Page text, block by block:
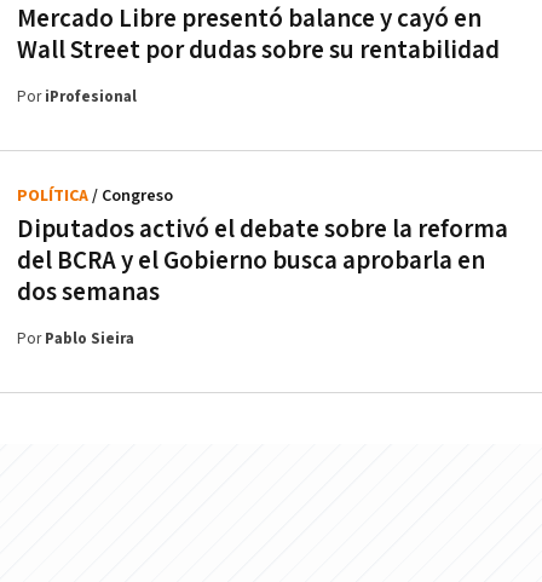
Mercado Libre presentó balance y cayó en
Wall Street por dudas sobre su rentabilidad
PoriProfesional
Diputados activó el debate sobre la reforma
del BCRA y el Gobierno busca aprobarla en
dos semanas
POLÍTICA/ Congreso
PorPablo Sieira